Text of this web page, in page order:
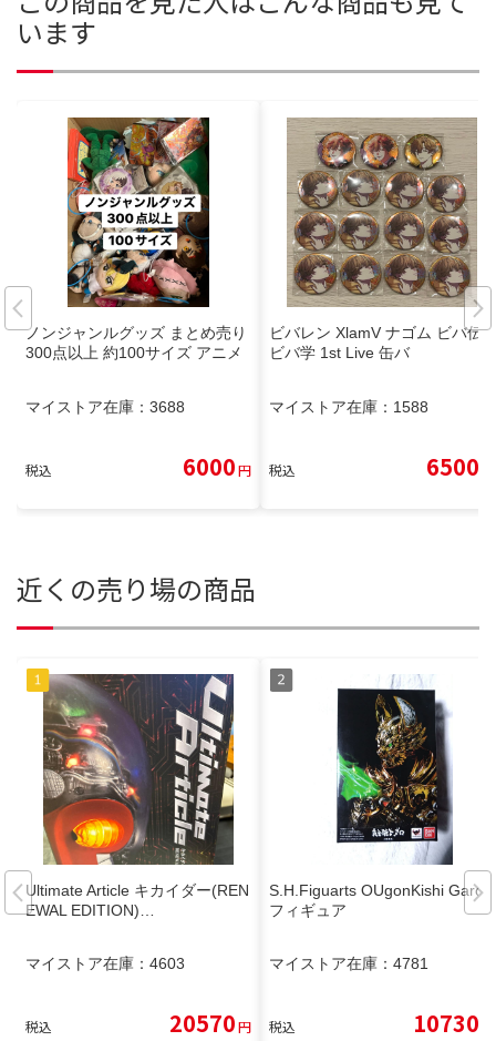
います
ノンジャンルグッズ まとめ売り
300点以上 約100サイズ アニメ
マイストア在庫： 3688
税込 6000円
ビバレン XlamV ナゴム ビバ伝
ビバ学 1st Live 缶バ
マイストア在庫： 1588
税込 6500
近くの売り場の商品
Ultimate Article キカイダー(REN
EWAL EDITION)…
マイストア在庫： 4603
税込 20570円
S.H.Figuarts OUgonKishi Garo
フィギュア
マイストア在庫： 4781
税込 10730